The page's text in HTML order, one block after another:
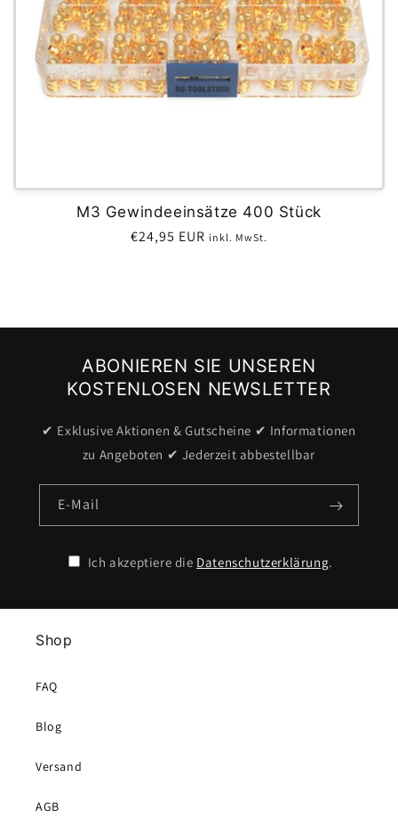
M3 Gewindeeinsätze 400 Stück
€24,95 EUR inkl. MwSt.
ABONIEREN SIE UNSEREN
KOSTENLOSEN NEWSLETTER
✔ Exklusive Aktionen & Gutscheine ✔ Informationen
zu Angeboten ✔ Jederzeit abbestellbar
E-Mail
Ich akzeptiere die Datenschutzerklärung.
Shop
FAQ
Blog
Versand
AGB